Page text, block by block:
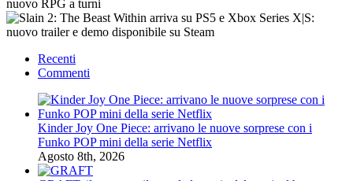
Recenti
Commenti
Kinder Joy One Piece: arrivano le nuove sorprese con i
Funko POP mini della serie Netflix
Agosto 8th, 2026